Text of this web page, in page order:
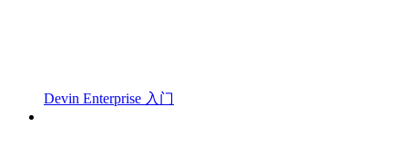
Devin Enterprise 入门